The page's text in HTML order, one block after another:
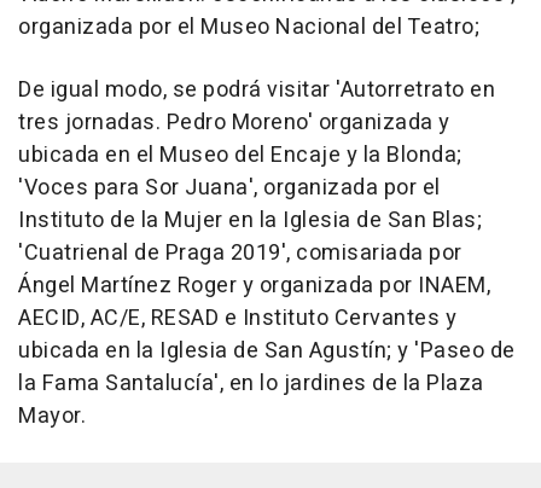
organizada por el Museo Nacional del Teatro;
De igual modo, se podrá visitar 'Autorretrato en
tres jornadas. Pedro Moreno' organizada y
ubicada en el Museo del Encaje y la Blonda;
'Voces para Sor Juana', organizada por el
Instituto de la Mujer en la Iglesia de San Blas;
'Cuatrienal de Praga 2019', comisariada por
Ángel Martínez Roger y organizada por INAEM,
AECID, AC/E, RESAD e Instituto Cervantes y
ubicada en la Iglesia de San Agustín; y 'Paseo de
la Fama Santalucía', en lo jardines de la Plaza
Mayor.